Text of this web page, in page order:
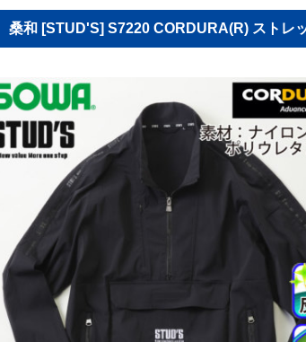
桑和 [STUD'S] S7220 CORDURA(R) ストレ